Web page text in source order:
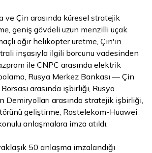
ve Çin arasında küresel stratejik
geniş gövdeli uzun menzilli uçak
ağır helikopter üretme, Çin'in
inşasıyla ilgili borcunu vadesinden
ile CNPC arasında elektrik
Rusya Merkez Bankası — Çin
arasında işbirliği, Rusya
Demiryolları arasında stratejik işbirliği,
geliştirme, Rostelekom-Huawei
anlaşmalara imza atıldı.
50 anlaşma imzalandığı